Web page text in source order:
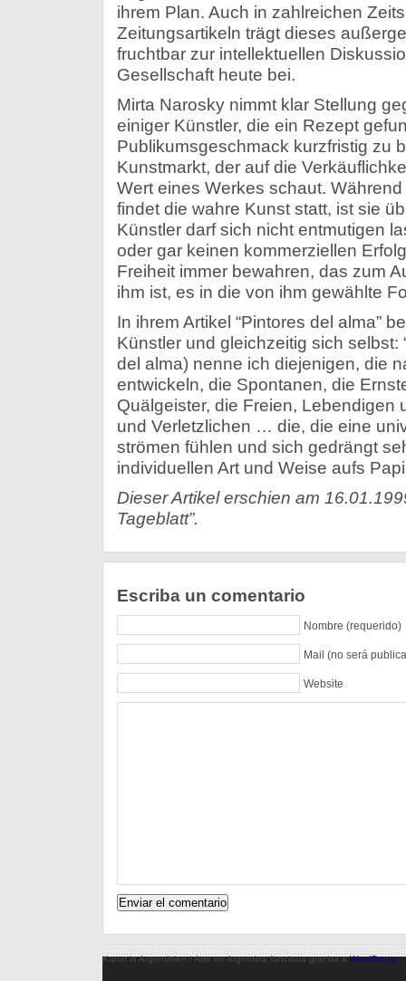
ihrem Plan. Auch in zahlreichen
Zeitungsartikeln trägt dieses
fruchtbar zur intellektuellen
Gesellschaft heute bei.
Mirta Narosky nimmt klar Stellung
einiger Künstler, die ein Rezept
Publikumsgeschmack kurzfristig zu
Kunstmarkt, der auf die
Wert eines Werkes schaut.
findet die wahre Kunst statt, ist sie
Künstler darf sich nicht entmutigen
oder gar keinen kommerziellen
Freiheit immer bewahren, das zum
ihm ist, es in die von ihm gewählte
In ihrem Artikel “Pintores del alma”
Künstler und gleichzeitig sich selbst:
del alma) nenne ich diejenigen, die
entwickeln, die Spontanen, die
Quälgeister, die Freien, Lebendigen
und Verletzlichen … die, die eine
strömen fühlen und sich gedrängt
individuellen Art und Weise aufs
Dieser Artikel erschien am
Tageblatt”.
Escriba un comentario
Nombre (requerido)
Mail (no será
Website
Kunst in Argentinien / Arte en Argentina funciona gracias aWordPress